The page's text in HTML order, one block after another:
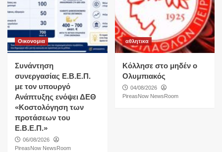
Οικονομια
Συνάντηση
συνεργασίας Ε.Β.Ε.Π.
με τον υπουργό
Ανάπτυξης ενόψει ΔΕΘ
«Κοστολόγηση των
προτάσεων του
Ε.Β.Ε.Π.»
06/08/2026
PireasNow NewsRoom
αθλητικα
Κόλλησε στο μηδέν ο
Ολυμπιακός
04/08/2026
PireasNow NewsRoom